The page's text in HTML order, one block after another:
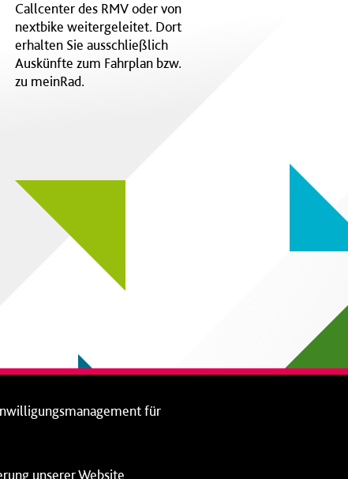
Callcenter des RMV oder von
nextbike weitergeleitet. Dort
erhalten Sie ausschließlich
Auskünfte zum Fahrplan bzw.
zu meinRad.
für
unserer Website